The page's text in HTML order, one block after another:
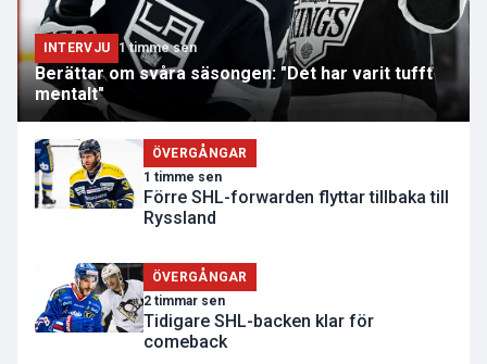
INTERVJU 1 timme sen
Berättar om svåra säsongen: "Det har varit tufft
mentalt"
ÖVERGÅNGAR
1 timme sen
Förre SHL-forwarden flyttar tillbaka till
Ryssland
ÖVERGÅNGAR
2 timmar sen
Tidigare SHL-backen klar för
comeback